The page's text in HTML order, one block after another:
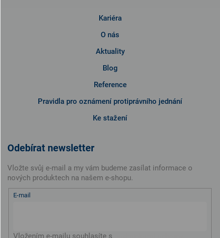
Kariéra
O nás
Aktuality
Blog
Reference
Pravidla pro oznámení protiprávního jednání
Ke stažení
Odebírat newsletter
Vložte svůj e-mail a my vám budeme zasílat informace o
nových produktech na našem e-shopu.
E-mail
Vložením e-mailu souhlasíte s